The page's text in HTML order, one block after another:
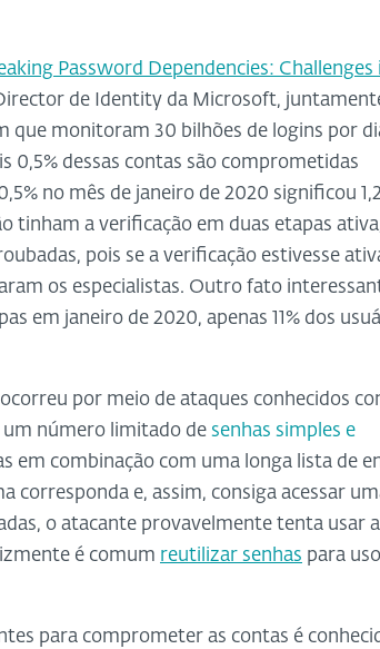
Password Dependencies: Challenges
de Identity da Microsoft,
que monitoram 30 bilhões de logins por
0,5% dessas contas são comprometidas
no mês de janeiro de 2020 significou
tinham a verificação em duas etapas
pois se a verificação estivesse
os especialistas. Outro fato
em janeiro de 2020, apenas 11% dos
por meio de ataques conhecidos
um número limitado de senhas simples e
em combinação com uma longa lista de
corresponda e, assim, consiga acessar
o atacante provavelmente tenta usar
é comum reutilizar senhas para
para comprometer as contas é